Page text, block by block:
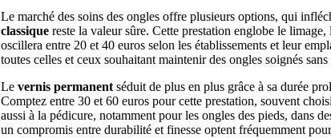
Le marché des soins des ongles offre plusieurs options, qui
classique reste la valeur sûre. Cette prestation englobe le
oscillera entre 20 et 40 euros selon les établissements et leur
toutes celles et ceux souhaitant maintenir des ongles soignés
Le vernis permanentséduit de plus en plus grâce à sa durée
Comptez entre 30 et 60 euros pour cette prestation, souvent
aussi à la pédicure, notamment pour les ongles des pieds, dans
un compromis entre durabilité et finesse optent fréquemment